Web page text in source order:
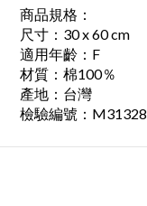
商品規格：
尺寸：30 x 60 cm
適用年齡：F
材質：棉100％
產地：台灣
檢驗編號：M31328